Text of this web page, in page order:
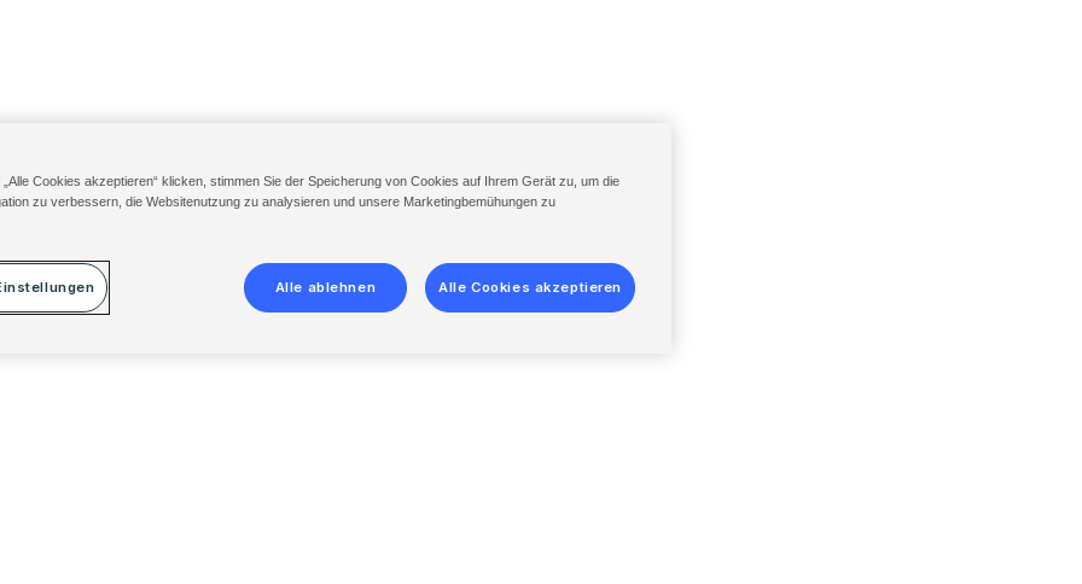
„Alle Cookies akzeptieren“ klicken, stimmen Sie der Speicherung von Cookies auf Ihrem Gerät zu, um die
zu verbessern, die Websitenutzung zu analysieren und unsere Marketingbemühungen zu
Alle ablehnen Alle Cookies akzeptieren